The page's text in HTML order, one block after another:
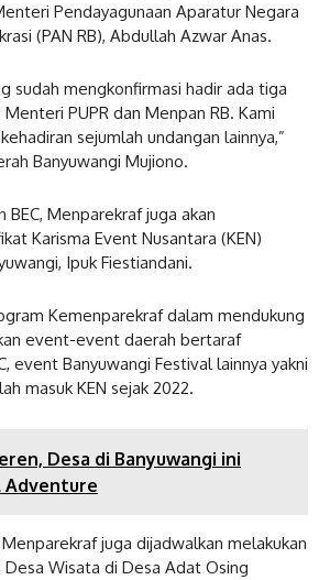
Pendayagunaan Aparatur Negara
(PAN RB), Abdullah Azwar Anas.
sudah mengkonfirmasi hadir ada tiga
PUPR dan Menpan RB. Kami
sejumlah undangan lainnya,”
Banyuwangi Mujiono.
BEC, Menparekraf juga akan
Karisma Event Nusantara (KEN)
Ipuk Fiestiandani.
Kemenparekraf dalam mendukung
event-event daerah bertaraf
event Banyuwangi Festival lainnya yakni
masuk KEN sejak 2022.
Desa di Banyuwangi ini
Adventure
juga dijadwalkan melakukan
Wisata di Desa Adat Osing